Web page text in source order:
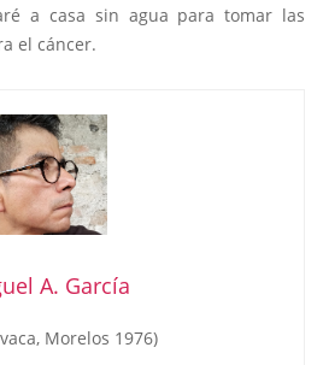
a casa sin agua para tomar las
el cáncer.
A. García
Morelos 1976)